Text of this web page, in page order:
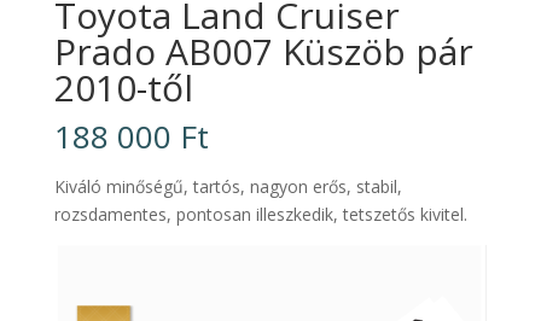
Toyota Land Cruiser
Prado AB007 Küszöb pár
2010-től
188 000 Ft
Kiváló minőségű, tartós, nagyon erős, stabil,
rozsdamentes, pontosan illeszkedik, tetszetős kivitel.